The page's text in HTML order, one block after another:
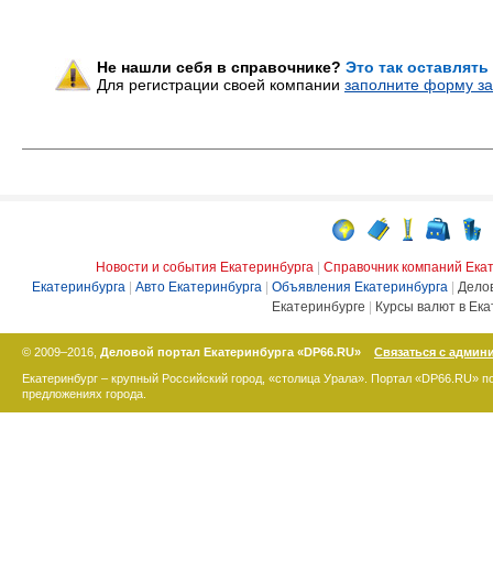
Не нашли себя в справочнике? Это так
Для регистрации своей компании заполните форму
Новости и события Екатеринбурга
Справочник компаний
Екатеринбурга
Авто Екатеринбурга Объявления Екатеринбурга
Екатеринбурге
Курсы валют в
© 2009–2016, Деловой портал Екатеринбурга «DP66.RU»
Связаться с
Екатеринбург – крупный Российский город, «столица Урала». Портал «DP66.RU»
предложениях города.